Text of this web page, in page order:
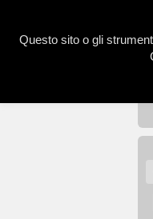
Questo sito o gli